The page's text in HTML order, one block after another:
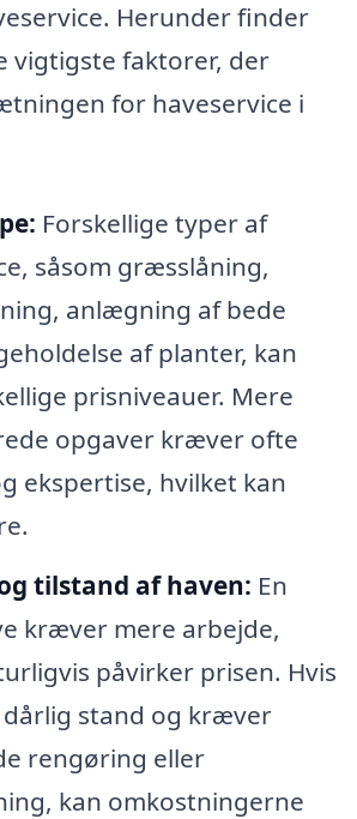
Herunder finder
vigtigste faktorer, der
for haveservice i
Forskellige typer af
såsom græsslåning,
anlægning af bede
af planter, kan
prisniveauer. Mere
opgaver kræver ofte
ekspertise, hvilket kan
tilstand af haven: En
kræver mere arbejde,
påvirker prisen. Hvis
dårlig stand og kræver
rengøring eller
kan omkostningerne